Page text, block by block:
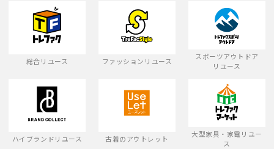
総合リユース ファッションリユース
スポーツアウトドア
リユース
ハイブランドリユース 古着のアウトレット
大型家具・家電リユー
ス